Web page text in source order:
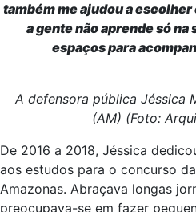
também me ajudou a
a gente não aprende só na
espaços para
A defensora pública Jéssica
(AM) (Foto:
De 2016 a 2018, Jéssica
aos estudos para o concurso
Amazonas. Abraçava longas
preocupava-se em fazer